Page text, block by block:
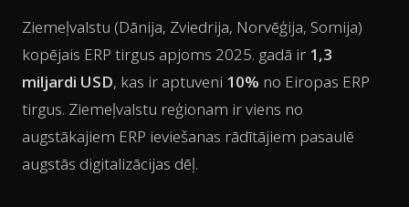
Ziemeļvalstu (Dānija, Zviedrija, Norvēģija, Somija)
kopējais ERP tirgus apjoms 2025. gadā ir 1,3
miljardi USD, kas ir aptuveni 10% no Eiropas ERP
tirgus. Ziemeļvalstu reģionam ir viens no
augstākajiem ERP ieviešanas rādītājiem pasaulē
augstās digitalizācijas dēļ.